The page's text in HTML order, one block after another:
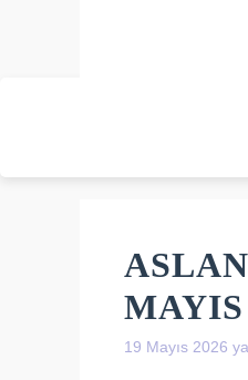
19 Mayıs 2026